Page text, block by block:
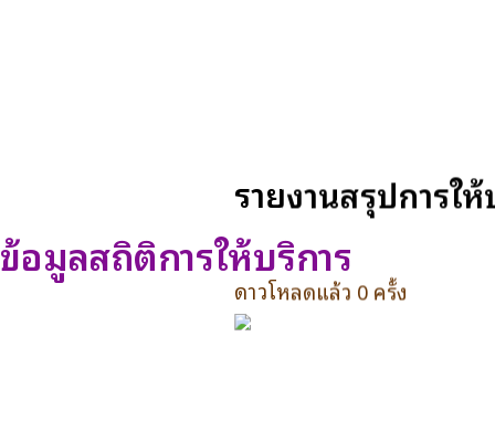
ข้อมูลสถิติการให้บริการ
รายงานสรุปการใ
ดาวโหลดแล้ว 0 ครั้ง